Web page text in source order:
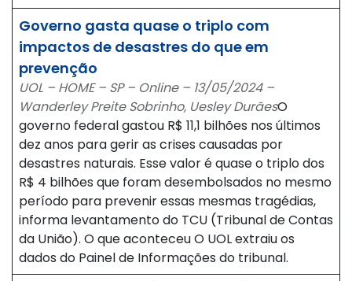
Governo gasta quase o triplo com
impactos de desastres do que em
prevenção
UOL – HOME – SP – Online – 13/05/2024 –
Wanderley Preite Sobrinho, Uesley DurãesO
governo federal gastou R$ 11,1 bilhões nos últimos
dez anos para gerir as crises causadas por
desastres naturais. Esse valor é quase o triplo dos
R$ 4 bilhões que foram desembolsados no mesmo
período para prevenir essas mesmas tragédias,
informa levantamento do TCU (Tribunal de Contas
da União). O que aconteceu O UOL extraiu os
dados do Painel de Informações do tribunal.